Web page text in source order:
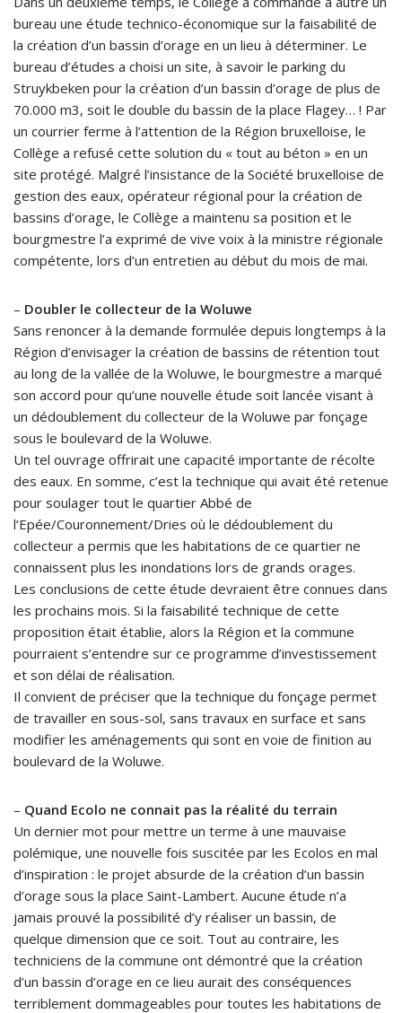
bureau une étude technico-économique sur la faisabilité de
la création d’un bassin d’orage en un lieu à déterminer. Le
bureau d’études a choisi un site, à savoir le parking du
Struykbeken pour la création d’un bassin d’orage de plus de
70.000 m3, soit le double du bassin de la place Flagey… ! Par
un courrier ferme à l’attention de la Région bruxelloise, le
Collège a refusé cette solution du « tout au béton » en un
site protégé. Malgré l’insistance de la Société bruxelloise de
gestion des eaux, opérateur régional pour la création de
bassins d’orage, le Collège a maintenu sa position et le
bourgmestre l’a exprimé de vive voix à la ministre régionale
compétente, lors d’un entretien au début du mois de mai.
– Doubler le collecteur de la Woluwe
Sans renoncer à la demande formulée depuis longtemps à la
Région d’envisager la création de bassins de rétention tout
au long de la vallée de la Woluwe, le bourgmestre a marqué
son accord pour qu’une nouvelle étude soit lancée visant à
un dédoublement du collecteur de la Woluwe par fonçage
sous le boulevard de la Woluwe.
Un tel ouvrage offrirait une capacité importante de récolte
des eaux. En somme, c’est la technique qui avait été retenue
pour soulager tout le quartier Abbé de
l’Epée/Couronnement/Dries où le dédoublement du
collecteur a permis que les habitations de ce quartier ne
connaissent plus les inondations lors de grands orages.
Les conclusions de cette étude devraient être connues dans
les prochains mois. Si la faisabilité technique de cette
proposition était établie, alors la Région et la commune
pourraient s’entendre sur ce programme d’investissement
et son délai de réalisation.
Il convient de préciser que la technique du fonçage permet
de travailler en sous-sol, sans travaux en surface et sans
modifier les aménagements qui sont en voie de finition au
boulevard de la Woluwe.
– Quand Ecolo ne connait pas la réalité du terrain
Un dernier mot pour mettre un terme à une mauvaise
polémique, une nouvelle fois suscitée par les Ecolos en mal
d’inspiration : le projet absurde de la création d’un bassin
d’orage sous la place Saint-Lambert. Aucune étude n’a
jamais prouvé la possibilité d’y réaliser un bassin, de
quelque dimension que ce soit. Tout au contraire, les
techniciens de la commune ont démontré que la création
d’un bassin d’orage en ce lieu aurait des conséquences
terriblement dommageables pour toutes les habitations de